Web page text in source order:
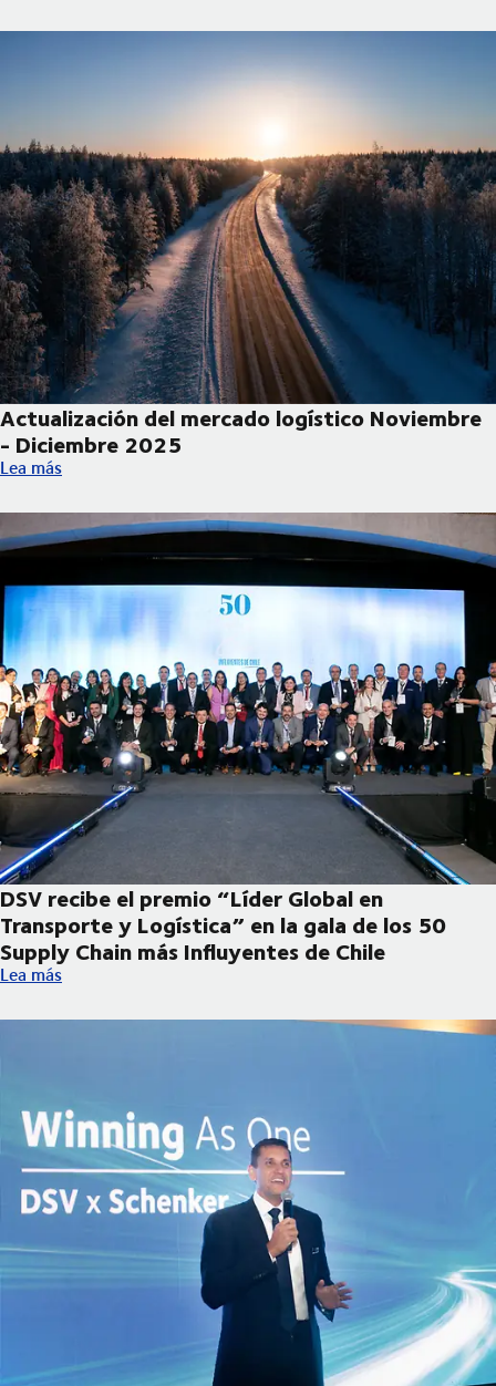
Actualización del mercado logístico Noviembre
- Diciembre 2025
Actualización del mercado logístico Noviembre - Diciembre
Lea más
DSV recibe el premio “Líder Global en
Transporte y Logística” en la gala de los 50
Supply Chain más Influyentes de Chile
DSV recibe el premio “Líder Global en Transporte y Logística”
Lea más